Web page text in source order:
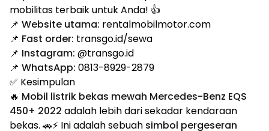
mobilitas terbaik untuk Anda! 👍
📌 Website utama: rentalmobilmotor.com
📌 Fast order: transgo.id/sewa
📌 Instagram: @transgo.id
📌 WhatsApp: 0813-8929-2879
✅ Kesimpulan
🔥 Mobil listrik bekas mewah Mercedes-Benz EQS
450+ 2022 adalah lebih dari sekadar kendaraan
bekas. 🚗⚡ Ini adalah sebuah simbol pergeseran